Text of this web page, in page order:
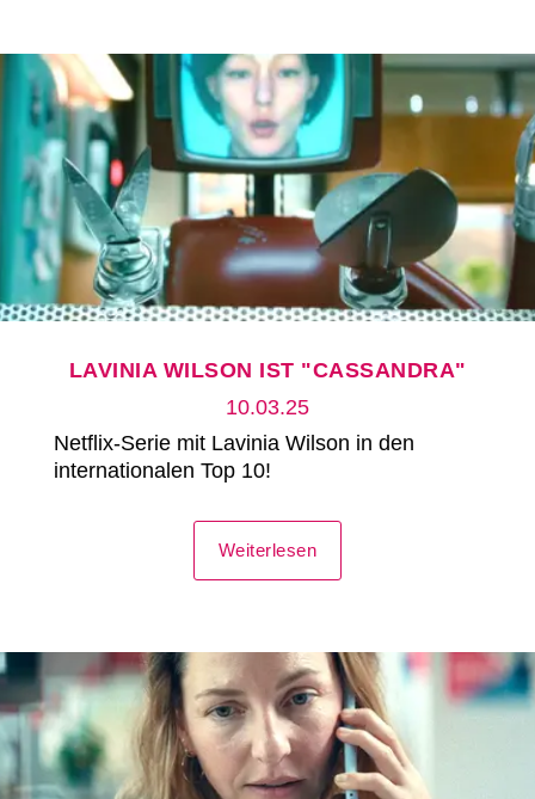
LAVINIA WILSON IST "CASSANDRA"
10.03.25
Netflix-Serie mit Lavinia Wilson in den
internationalen Top 10!
Weiterlesen